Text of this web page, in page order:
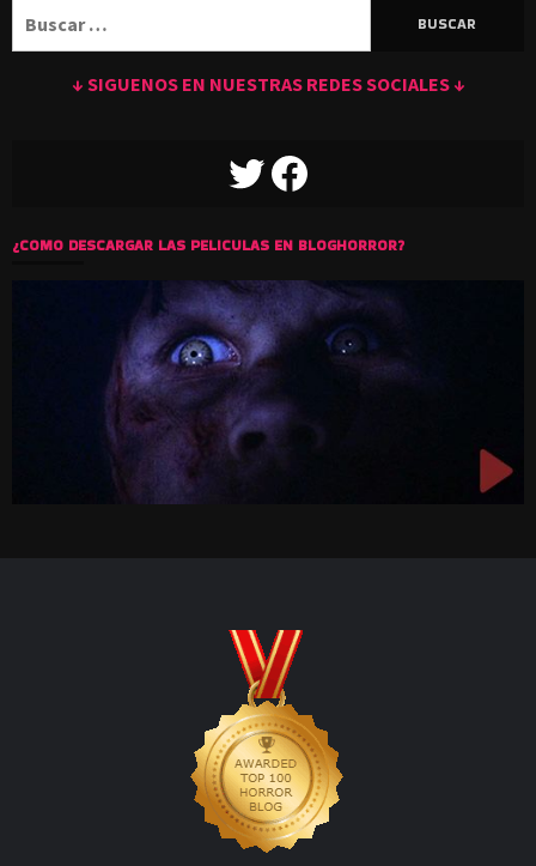
↓ SIGUENOS EN NUESTRAS REDES SOCIALES ↓
TWITTERFACEBOOK
¿COMO DESCARGAR LAS PELICULAS EN BLOGHORROR?